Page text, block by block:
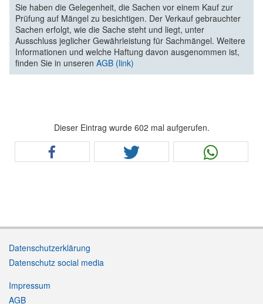
Sie haben die Gelegenheit, die Sachen vor einem Kauf zur
Prüfung auf Mängel zu besichtigen. Der Verkauf gebrauchter
Sachen erfolgt, wie die Sache steht und liegt, unter
Ausschluss jeglicher Gewährleistung für Sachmängel. Weitere
Informationen und welche Haftung davon ausgenommen ist,
finden Sie in unseren AGB (link)
Dieser Eintrag wurde 602 mal aufgerufen.
Datenschutzerklärung
Datenschutz social media
Impressum
AGB